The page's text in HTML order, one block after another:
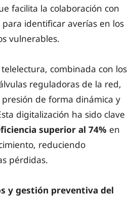
facilita la colaboración con
para identificar averías en los
vulnerables.
combinada con los
reguladoras de la red,
de forma dinámica y
digitalización ha sido clave
superior al 74% en
reduciendo
pérdidas.
y gestión preventiva del